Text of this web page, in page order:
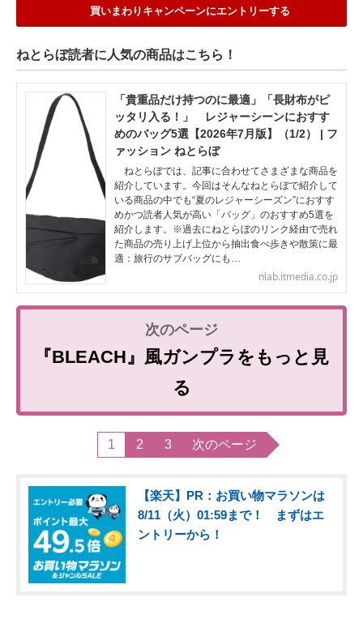
買いまわりキャンペーンにエントリーする
ねとらぼ読者に人気の商品はこちら！
「貴重品だけ持つのに最適」「長財布がピ
ッタリ入る！」 レジャーシーンにおすす
めのバッグ5選【2026年7月版】（1/2） | フ
ァッション ねとらぼ
ねとらぼでは、記事に合わせてさまざまな商品を
紹介しています。今回はそんなねとらぼで紹介して
いる商品の中でも“夏のレジャーシーズン”におすす
めかつ読者人気が高い「バッグ」のおすすめ5選を
紹介します。※過去にねとらぼのリンク経由で売れ
た商品の売り上げ上位から抽出食べ歩きや散策に最
適：旅行のサブバッグにも…
nlab.itmedia.co.jp
『BLEACH』風ガンプラをもっと見
る
1 2 3 次のページ
【楽天】PR：お買い物マラソンは
8/11（火）01:59まで！ まずはエ
ントリーから！